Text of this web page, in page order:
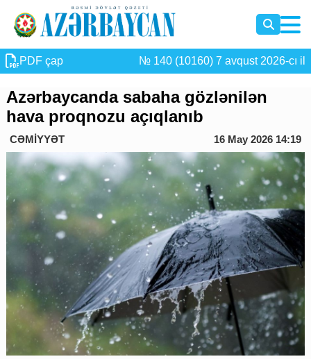
PDF çap № 140 (10160) 7 avqust 2026-cı il
Azərbaycanda sabaha gözlənilən
hava proqnozu açıqlanıb
CƏMİYYƏT 16 May 2026 14:19